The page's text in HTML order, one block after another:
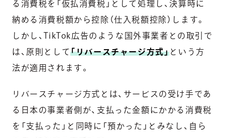
る消費税を「仮払消費税」として処理し、決算時に
納める消費税額から控除（仕入税額控除）します。
しかし、TikTok広告のような国外事業者との取引で
は、原則として「リバースチャージ方式」という方
法が適用されます。
リバースチャージ方式とは、サービスの受け手であ
る日本の事業者側が、支払った金額にかかる消費税
を「支払った」と同時に「預かった」とみなし、自ら